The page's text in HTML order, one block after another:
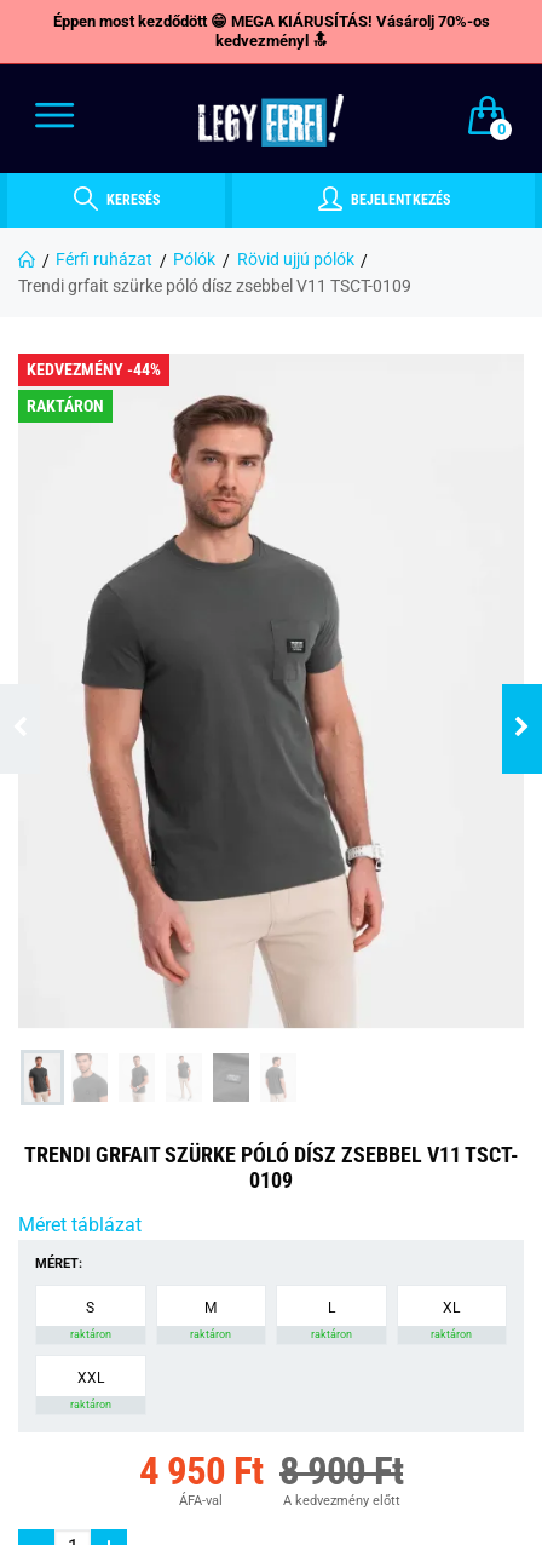
Éppen most kezdődött 😁 MEGA KIÁRUSÍTÁS! Vásárolj 70%-os
kedvezményl 🔝
0
KERESÉS BEJELENTKEZÉS
Férfi ruházat Pólók
Rövid ujjú pólók
Trendi grfait szürke póló dísz zsebbel V11 TSCT-0109
KEDVEZMÉNY -44%
RAKTÁRON
TRENDI GRFAIT SZÜRKE PÓLÓ DÍSZ ZSEBBEL V11 TSCT-
0109
Méret táblázat
MÉRET:
S
raktáron
M
raktáron
L
raktáron
XL
raktáron
XXL
raktáron
4 950 Ft
ÁFA-val
8 900 Ft
A kedvezmény előtt